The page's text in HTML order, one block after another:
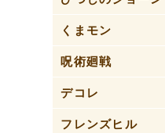
くまモン
呪術廻戦
デコレ
フレンズヒル